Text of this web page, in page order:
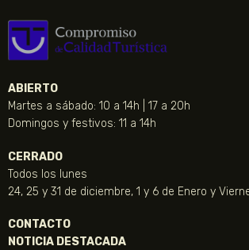
ABIERTO
Martes a sábado: 10 a 14h | 17 a 20h
Domingos y festivos: 11 a 14h
CERRADO
Todos los lunes
24, 25 y 31 de diciembre, 1 y 6 de Enero y
CONTACTO
NOTICIA DESTACADA